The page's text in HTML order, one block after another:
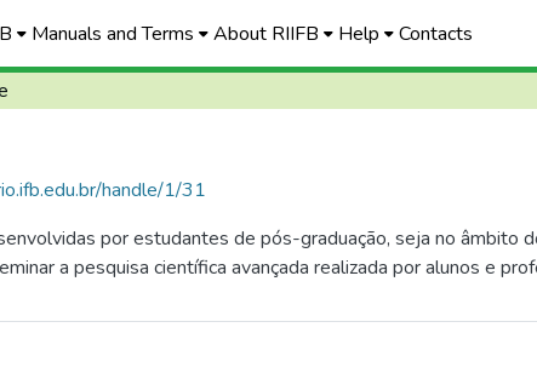
Manuals and Terms About RIIFB Help Contacts
handle/1/31
por estudantes de pós-graduação, seja no âmbito
a pesquisa científica avançada realizada por alunos e